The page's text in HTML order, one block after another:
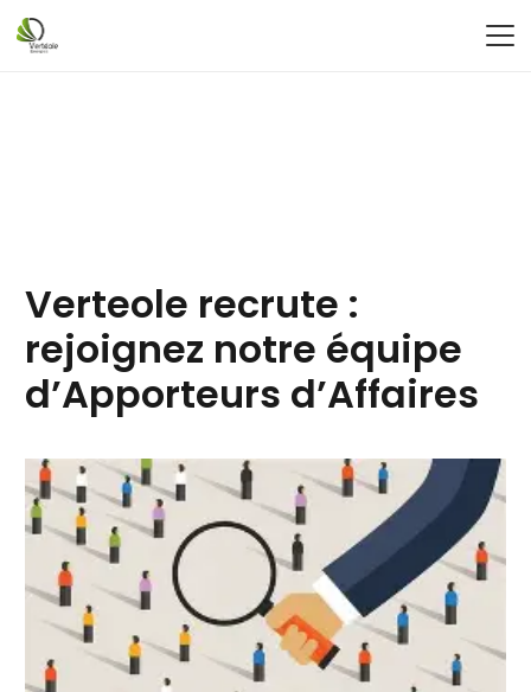
Verteole recrute :
rejoignez notre équipe
d’Apporteurs d’Affaires